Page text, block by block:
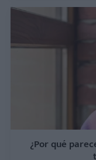
¿Por qué